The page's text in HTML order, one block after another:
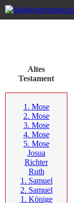
Altes
Testament
1. Mose
2. Mose
3. Mose
4. Mose
5. Mose
Josua
Richter
Ruth
1. Samuel
2. Samuel
1. Könige